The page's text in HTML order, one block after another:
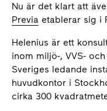
Nu är det klart att
Previa etablerar sig i
Helenius är ett
inom miljö-, VVS-
Sveriges ledande
huvudkontor i
cirka 300